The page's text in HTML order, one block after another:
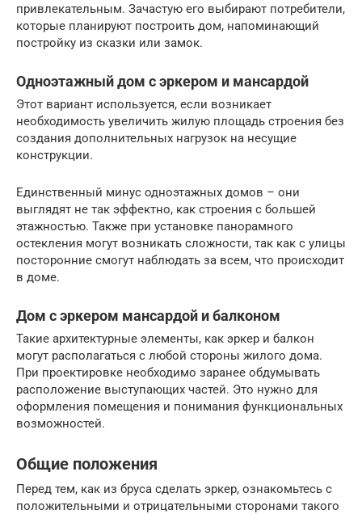
привлекательным. Зачастую его выбирают потребители,
которые планируют построить дом, напоминающий
постройку из сказки или замок.
Одноэтажный дом с эркером и мансардой
Этот вариант используется, если возникает
необходимость увеличить жилую площадь строения без
создания дополнительных нагрузок на несущие
конструкции.
Единственный минус одноэтажных домов – они
выглядят не так эффектно, как строения с большей
этажностью. Также при установке панорамного
остекления могут возникать сложности, так как с улицы
посторонние смогут наблюдать за всем, что происходит
в доме.
Дом с эркером мансардой и балконом
Такие архитектурные элементы, как эркер и балкон
могут располагаться с любой стороны жилого дома.
При проектировке необходимо заранее обдумывать
расположение выступающих частей. Это нужно для
оформления помещения и понимания функциональных
возможностей.
Общие положения
Перед тем, как из бруса сделать эркер, ознакомьтесь с
положительными и отрицательными сторонами такого